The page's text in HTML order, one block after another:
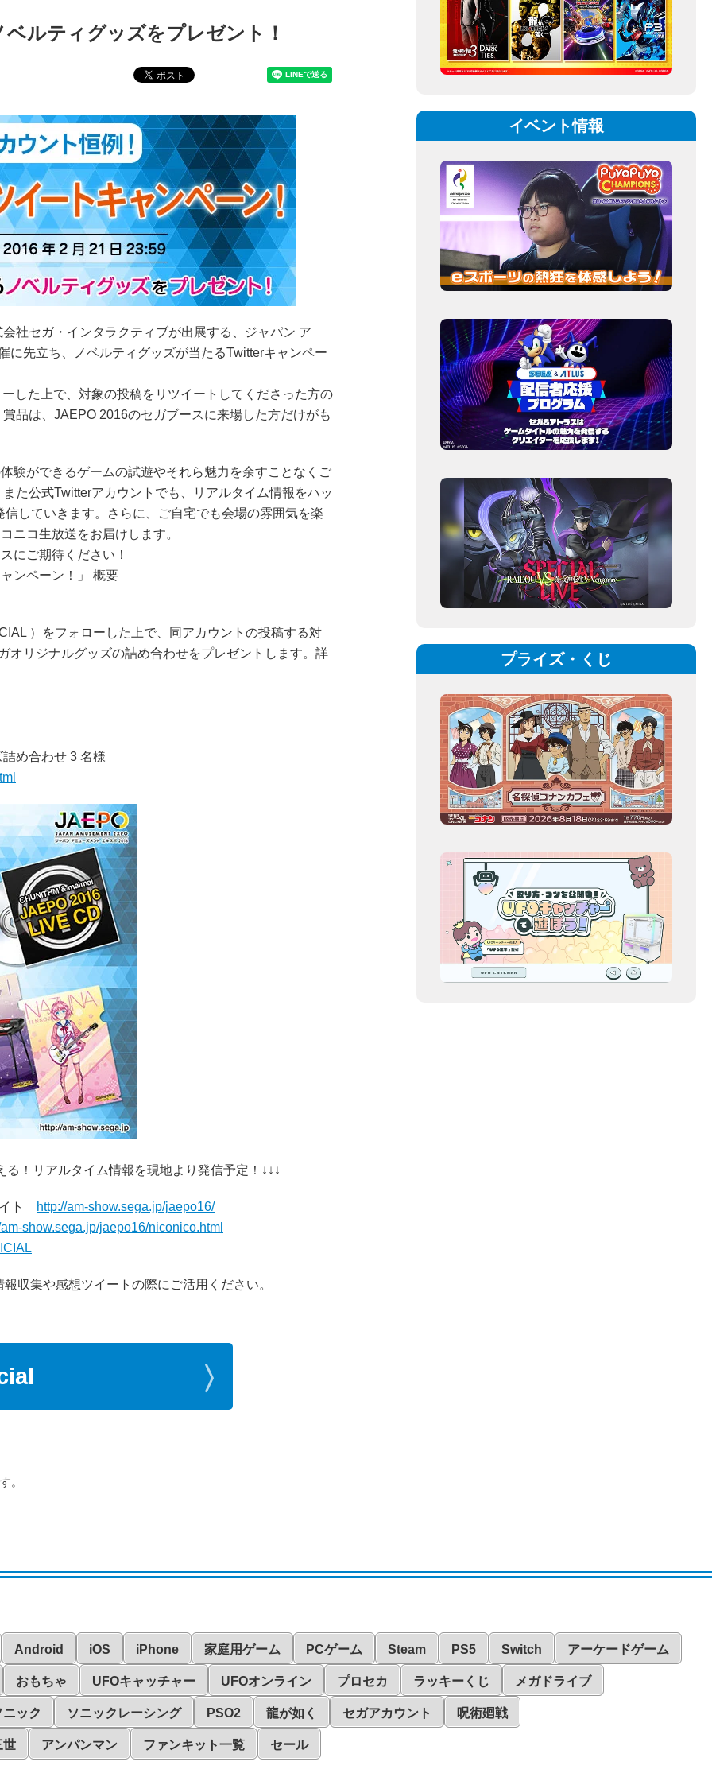
ルティグッズをプレゼント！
社セガ・インタラクティブが出展する、ジャパン ア
先立ち、ノベルティグッズが当たるTwitterキャンペー
した上で、対象の投稿をリツイートしてくださった方の
品は、JAEPO 2016のセガブースに来場した方だけがも
験ができるゲームの試遊やそれら魅力を余すことなくご
た公式Twitterアカウントでも、リアルタイム情報をハッ
していきます。さらに、ご自宅でも会場の雰囲気を楽
ニコ生放送をお届けします。
にご期待ください！
ンペーン！」 概要
）をフォローした上で、同アカウントの投稿する対
オリジナルグッズの詰め合わせをプレゼントします。詳
め合わせ 3 名様
！リアルタイム情報を現地より発信予定！↓↓↓
イト
http://am-show.sega.jp/jaepo16/
show.sega.jp/jaepo16/niconico.html
収集や感想ツイートの際にご活用ください。
。
イベント情報
プライズ・くじ
Android iOS iPhone 家庭用ゲーム PCゲーム Steam PS5 Switch アーケードゲーム
おもちゃ UFOキャッチャー UFOオンライン プロセカ ラッキーくじ メガドライブ
ニック ソニックレーシング PSO2 龍が如く セガアカウント 呪術廻戦
世 アンパンマン ファンキット一覧 セール